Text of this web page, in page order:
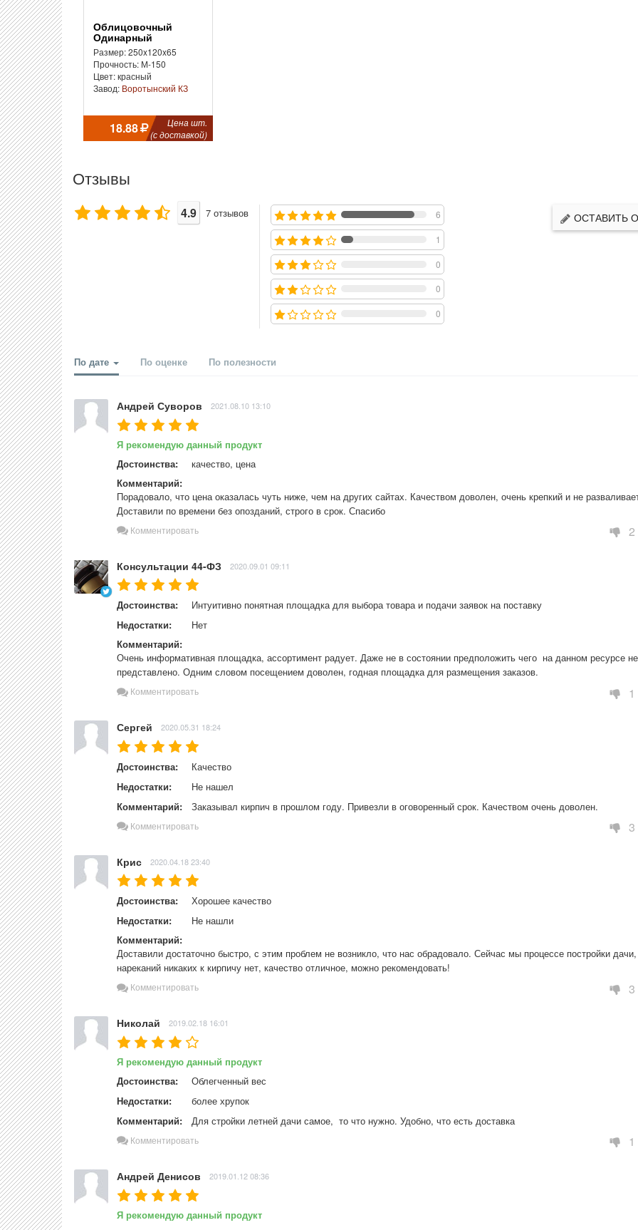
Облицовочный
Одинарный
Размер: 250x120x65
Прочность: М-150
Цвет: красный
Завод: Воротынский КЗ
18.88
Цена шт.
(с доставкой)
Отзывы
4.9 7 отзывов 6
1
0
0
0
ОСТАВИТЬ
По дате По оценке По полезности
Андрей Суворов 2021.08.10 13:10
Я рекомендую данный продукт
Достоинства:
качество, цена
Комментарий:
Порадовало, что цена оказалась чуть ниже, чем на других сайтах. Качеством доволен, очень крепкий и не
Доставили по времени без опозданий, строго в срок. Спасибо
Комментировать 2
Консультации 44-ФЗ 2020.09.01 09:11
Достоинства:
Интуитивно понятная площадка для выбора товара и подачи заявок на поставку
Недостатки:
Нет
Комментарий:
Очень информативная площадка, ассортимент радует. Даже не в состоянии предположить чего  на данном ресурсе не
представлено. Одним словом посещением доволен, годная площадка для размещения заказов.
Комментировать 1
Сергей 2020.05.31 18:24
Достоинства:
Качество
Недостатки:
Не нашел
Комментарий:
Заказывал кирпич в прошлом году. Привезли в оговоренный срок. Качеством очень доволен.
Комментировать 3
Крис 2020.04.18 23:40
Достоинства:
Хорошее качество
Недостатки:
Не нашли
Комментарий:
Доставили достаточно быстро, с этим проблем не возникло, что нас обрадовало. Сейчас мы процессе постройки дачи,
нареканий никаких к кирпичу нет, качество отличное, можно рекомендовать!
Комментировать 3
Николай 2019.02.18 16:01
Я рекомендую данный продукт
Достоинства:
Облегченный вес
Недостатки:
более хрупок
Комментарий:
Для стройки летней дачи самое,  то что нужно. Удобно, что есть доставка
Комментировать 1
Андрей Денисов 2019.01.12 08:36
Я рекомендую данный продукт